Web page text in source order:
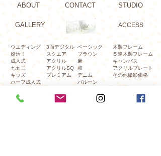
ABOUT
GALLERY
CONTACT STUDIO
ACCESS
ウエディング
​婚活！
成人式
七五三
キッズ
ハーフ成人式
建築・竣工写真
舞台・出張撮影
3面デジタル
スクエア​
アクリル
​アクリルSQ
プレミアム
ベーシック
ブラウン
麻
和
デニム
​バルーン
木製フレーム
５連木製フレーム
キャンバス
アクリルプレート
​その他撮影価格